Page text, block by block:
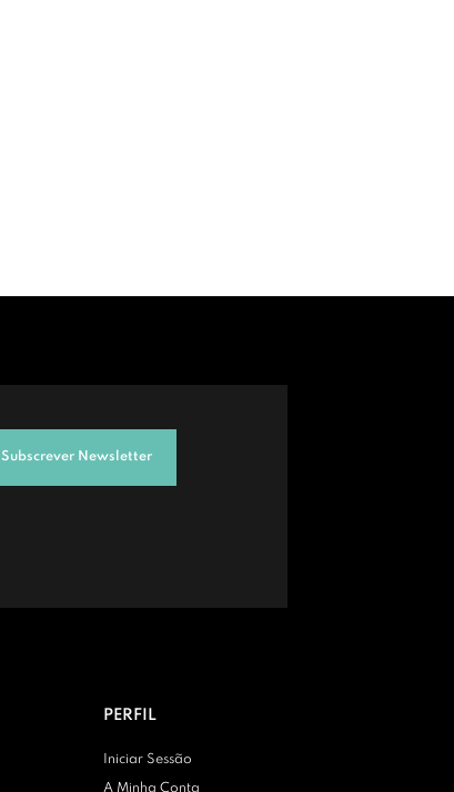
Subscrever Newsletter
PERFIL
Iniciar Sessão
A Minha Conta